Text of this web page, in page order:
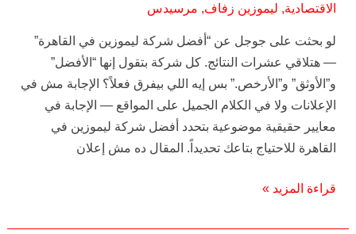
الاقتصادية, ليموزين زفاف, مرسيدس
لو بحثت على جوجل عن “أفضل شركة ليموزين في القاهرة”
— هتلاقي عشرات النتائج. كل شركة بتقول إنها “الأفضل”
و”الأوثق” و”الأرخص.” بس إيه اللي بيفرق فعلاً؟ الإجابة مش في
الإعلانات ولا في الكلام الجميل على المواقع — الإجابة في
معايير حقيقية موضوعية بتحدد أفضل شركة ليموزين في
القاهرة للاحتياج بتاعك تحديداً. المقال ده مش إعلان
قراءة المزيد »